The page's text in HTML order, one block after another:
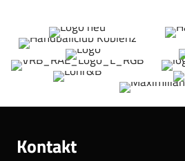
Kontakt